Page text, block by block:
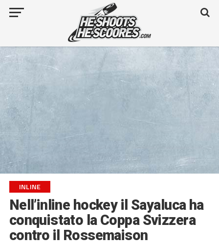
INLINE
Nell’inline hockey il Sayaluca ha
conquistato la Coppa Svizzera
contro il Rossemaison